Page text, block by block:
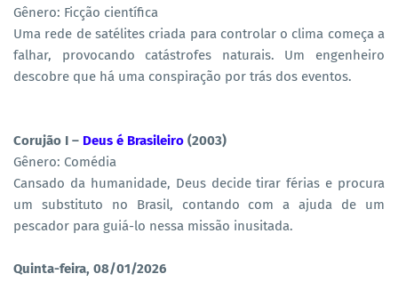
Gênero: Ficção científica
Uma rede de satélites criada para controlar o clima começa a
falhar, provocando catástrofes naturais. Um engenheiro
descobre que há uma conspiração por trás dos eventos.
Corujão I – Deus é Brasileiro (2003)
Gênero: Comédia
Cansado da humanidade, Deus decide tirar férias e procura
um substituto no Brasil, contando com a ajuda de um
pescador para guiá-lo nessa missão inusitada.
Quinta-feira, 08/01/2026